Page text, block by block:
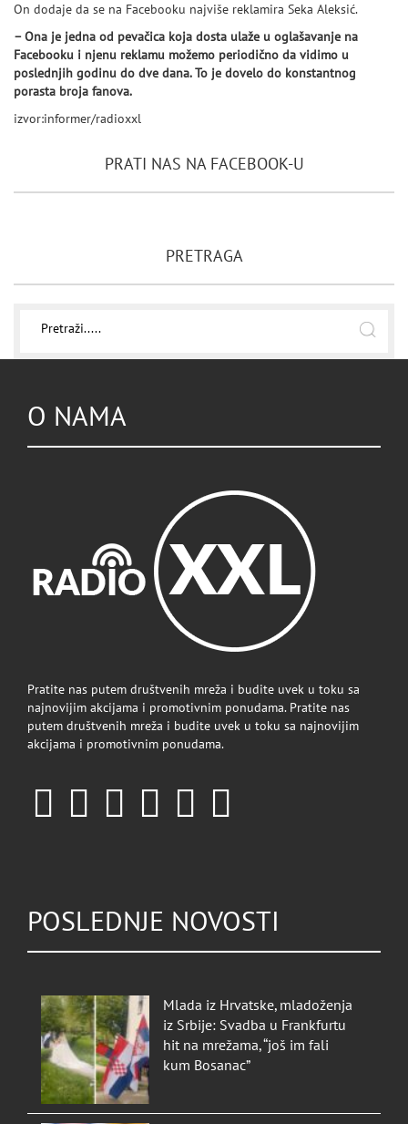
On dodaje da se na Facebooku najviše reklamira Seka Aleksić.
– Ona je jedna od pevačica koja dosta ulaže u oglašavanje na
Facebooku i njenu reklamu možemo periodično da vidimo u
poslednjih godinu do dve dana. To je dovelo do konstantnog
porasta broja fanova.
izvor:informer/radioxxl
PRATI NAS NA FACEBOOK-U
PRETRAGA
O NAMA
Pratite nas putem društvenih mreža i budite uvek u toku sa
najnovijim akcijama i promotivnim ponudama. Pratite nas
putem društvenih mreža i budite uvek u toku sa najnovijim
akcijama i promotivnim ponudama.
POSLEDNJE NOVOSTI
Mlada iz Hrvatske, mladoženja
iz Srbije: Svadba u Frankfurtu
hit na mrežama, “još im fali
kum Bosanac”